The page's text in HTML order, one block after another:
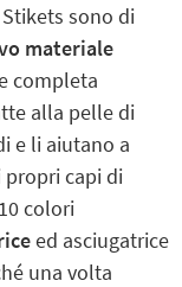
sono di
materiale
completa
alla pelle di
e li aiutano a
capi di
colori
ed asciugatrice
una volta